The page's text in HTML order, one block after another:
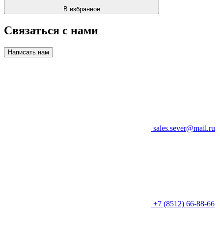
В избранное
Связаться с нами
Написать нам
sales.sever@mail.ru
+7 (8512) 66-88-66